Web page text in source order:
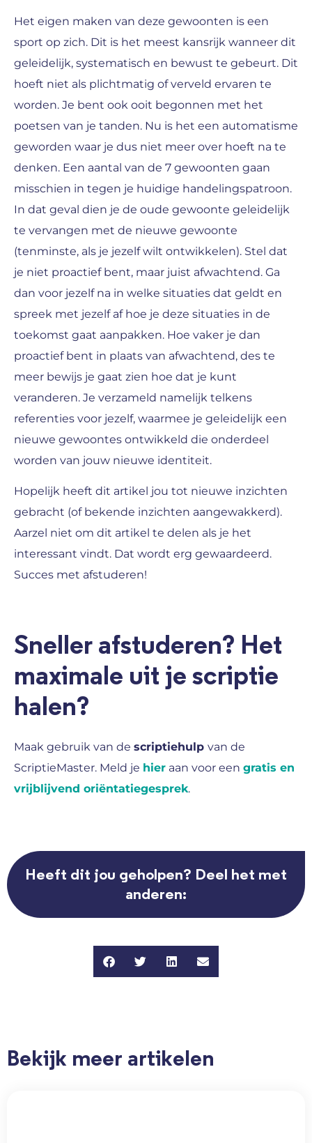
Het eigen maken van deze gewoonten is een
sport op zich. Dit is het meest kansrijk wanneer dit
geleidelijk, systematisch en bewust te gebeurt. Dit
hoeft niet als plichtmatig of verveld ervaren te
worden. Je bent ook ooit begonnen met het
poetsen van je tanden. Nu is het een automatisme
geworden waar je dus niet meer over hoeft na te
denken. Een aantal van de 7 gewoonten gaan
misschien in tegen je huidige handelingspatroon.
In dat geval dien je de oude gewoonte geleidelijk
te vervangen met de nieuwe gewoonte
(tenminste, als je jezelf wilt ontwikkelen). Stel dat
je niet proactief bent, maar juist afwachtend. Ga
dan voor jezelf na in welke situaties dat geldt en
spreek met jezelf af hoe je deze situaties in de
toekomst gaat aanpakken. Hoe vaker je dan
proactief bent in plaats van afwachtend, des te
meer bewijs je gaat zien hoe dat je kunt
veranderen. Je verzameld namelijk telkens
referenties voor jezelf, waarmee je geleidelijk een
nieuwe gewoontes ontwikkeld die onderdeel
worden van jouw nieuwe identiteit.
Hopelijk heeft dit artikel jou tot nieuwe inzichten
gebracht (of bekende inzichten aangewakkerd).
Aarzel niet om dit artikel te delen als je het
interessant vindt. Dat wordt erg gewaardeerd.
Succes met afstuderen!
Sneller afstuderen? Het
maximale uit je scriptie
halen?
Maak gebruik van de scriptiehulp van de
ScriptieMaster. Meld je hier aan voor een gratis en
vrijblijvend oriëntatiegesprek.
Heeft dit jou geholpen? Deel het met
anderen:
Bekijk meer artikelen